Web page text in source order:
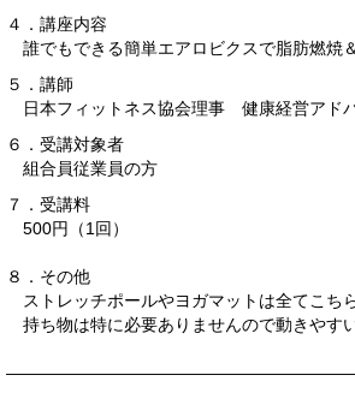
４．講座内容
誰でもできる簡単エアロビクスで脂肪燃焼
５．講師
日本フィットネス協会理事 健康経営ア
６．受講対象者
組合員従業員の方
７．受講料
500円（1回）
８．その他
ストレッチポールやヨガマットは全てこち
持ち物は特に必要ありませんので動きやす